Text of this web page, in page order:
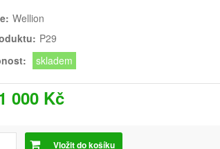
Wellion
P29
skladem
000 Kč
Vložit do košíku